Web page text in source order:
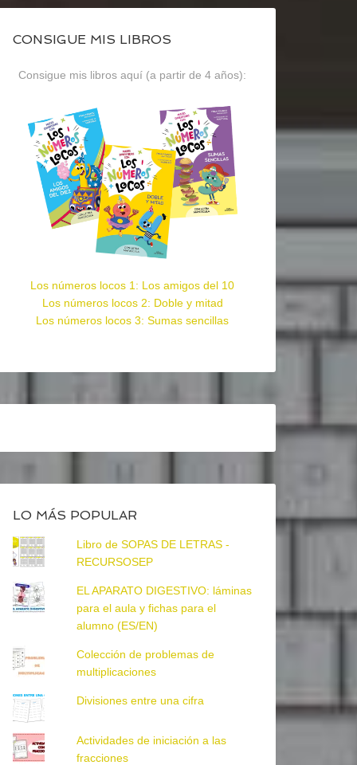
CONSIGUE MIS LIBROS
Consigue mis libros aquí (a partir de 4 años):
Los números locos 1: Los amigos del 10
Los números locos 2: Doble y mitad
Los números locos 3: Sumas sencillas
LO MÁS POPULAR
Libro de SOPAS DE LETRAS -
RECURSOSEP
EL APARATO DIGESTIVO: láminas
para el aula y fichas para el
alumno (ES/EN)
Colección de problemas de
multiplicaciones
Divisiones entre una cifra
Actividades de iniciación a las
fracciones